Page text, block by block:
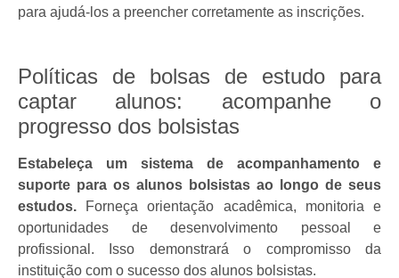
para ajudá-los a preencher corretamente as inscrições.
Políticas de bolsas de estudo para
captar alunos: acompanhe o
progresso dos bolsistas
Estabeleça um sistema de acompanhamento e
suporte para os alunos bolsistas ao longo de seus
estudos.
Forneça orientação acadêmica, monitoria e
oportunidades de desenvolvimento pessoal e
profissional. Isso demonstrará o compromisso da
instituição com o sucesso dos alunos bolsistas.